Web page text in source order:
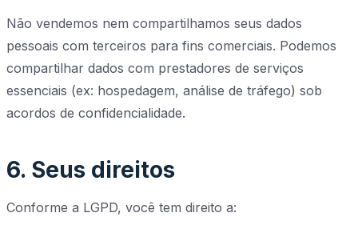
Não vendemos nem compartilhamos seus dados
pessoais com terceiros para fins comerciais. Podemos
compartilhar dados com prestadores de serviços
essenciais (ex: hospedagem, análise de tráfego) sob
acordos de confidencialidade.
6. Seus direitos
Conforme a LGPD, você tem direito a: